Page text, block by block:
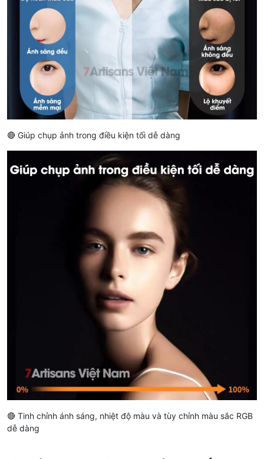
🔴 Giúp chụp ảnh trong điều kiện tối dễ dàng
🔴 Tinh chỉnh ánh sáng, nhiệt độ màu và tùy chỉnh màu sắc RGB
dễ dàng